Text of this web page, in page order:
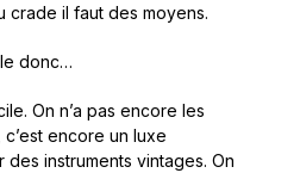
crade il faut des moyens.
donc…
On n’a pas encore les
encore un luxe
instruments vintages. On